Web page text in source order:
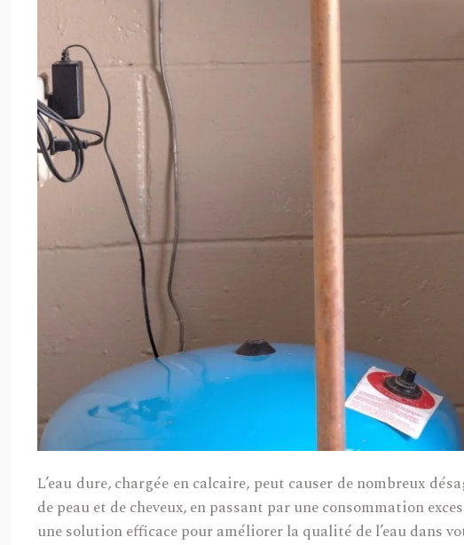
L’eau dure, chargée en calcaire, peut causer de nombreux
de peau et de cheveux, en passant par une consommation
une solution efficace pour améliorer la qualité de l’eau dans